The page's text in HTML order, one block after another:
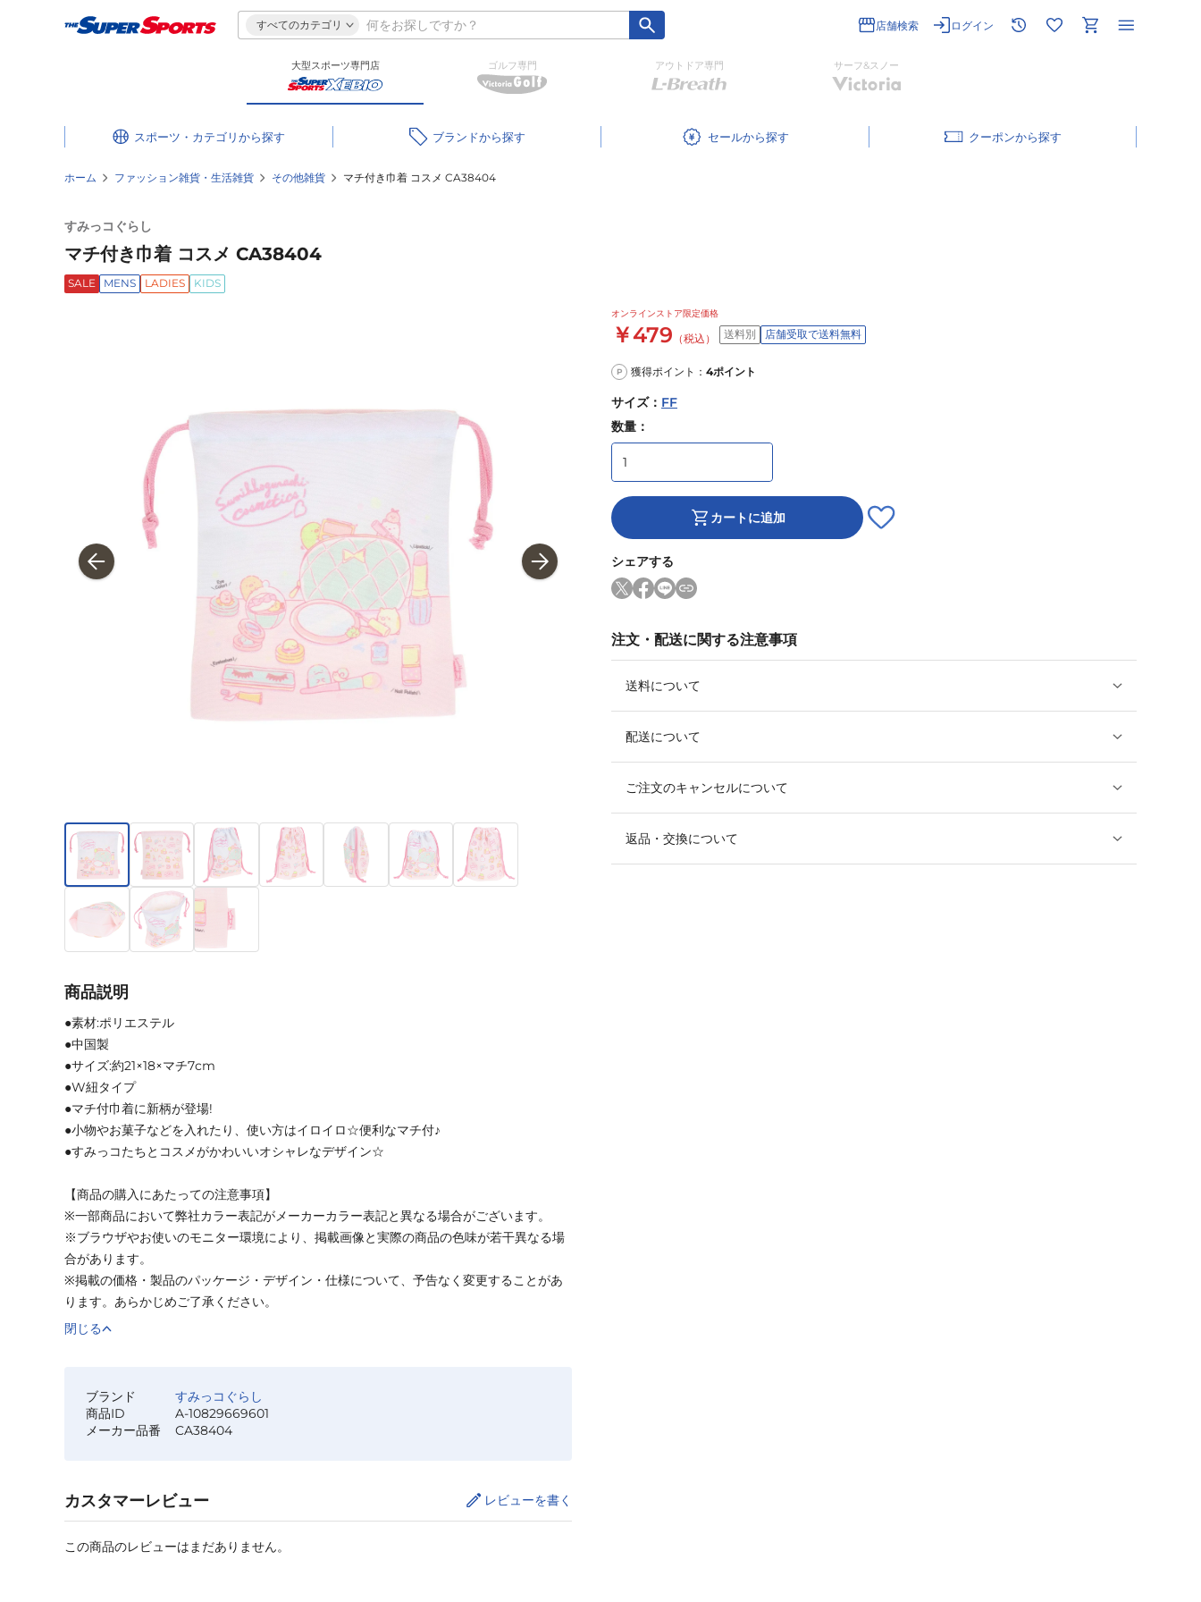
すべてのカテゴリ 店舗検索 ログイン
大型スポーツ専門店 ゴルフ専門 アウトドア専門 サーフ&スノー
スポーツ・カテゴリ ブランド セール クーポン
ホーム ファッション雑貨・生活雑貨 その他雑貨 マチ付き巾着 コスメ CA38404
すみっコぐらし
マチ付き巾着 コスメ CA38404
SALE MENS LADIES KIDS
オンラインストア限定価格
￥479 （税込） 送料別 店舗受取で送料無料
P 獲得ポイント： 4ポイント
サイズ： FF
数量：
カートに追加
シェアする
注文・配送に関する注意事項
送料について
配送について
ご注文のキャンセルについて
返品・交換について
商品説明
●素材:ポリエステル
●中国製
●サイズ:約21×18×マチ7cm
●W紐タイプ
●マチ付巾着に新柄が登場!
●小物やお菓子などを入れたり、使い方はイロイロ☆便利なマチ付♪
●すみっコたちとコスメがかわいいオシャレなデザイン☆
【商品の購入にあたっての注意事項】
※一部商品において弊社カラー表記がメーカーカラー表記と異なる場合がございます。
※ブラウザやお使いのモニター環境により、掲載画像と実際の商品の色味が若干異なる場
合があります。
※掲載の価格・製品のパッケージ・デザイン・仕様について、予告なく変更することがあ
ります。あらかじめご了承ください。
閉じる
ブランド
すみっコぐらし
商品ID
A-10829669601
メーカー品番
CA38404
カスタマーレビュー レビューを書く
この商品のレビューはまだありません。